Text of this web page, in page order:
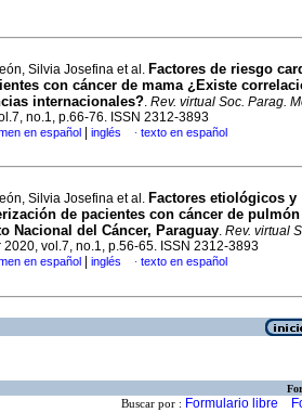
Silvia Josefina et al. Factores de riesgo
con cáncer de mama ¿Existe
internacionales?. Rev. virtual Soc. Parag.
no.1, p.66-76. ISSN 2312-3893
en español inglés · texto en español
Silvia Josefina et al. Factores etiológicos y
de pacientes con cáncer de pulmón
Nacional del Cáncer, Paraguay. Rev. virtual
2020, vol.7, no.1, p.56-65. ISSN 2312-3893
en español inglés · texto en español
Buscar por : Formulario libre